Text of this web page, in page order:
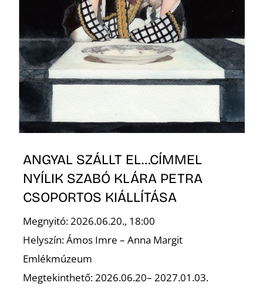
ANGYAL SZÁLLT EL…CÍMMEL
NYÍLIK SZABÓ KLÁRA PETRA
CSOPORTOS KIÁLLÍTÁSA
Megnyitó: 2026.06.20., 18:00
Helyszín: Ámos Imre – Anna Margit
Emlékmúzeum
Megtekinthető: 2026.06.20– 2027.01.03.